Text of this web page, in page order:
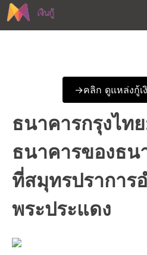
Skip
to
เงินด่วนรับสินเ
เงินสด และมี
->คลิก ดูแหล่งกู้เ
ธนาคารกรุงไท
ธนาคารของธน
ที่สมุทรปราการ
พระประแดง